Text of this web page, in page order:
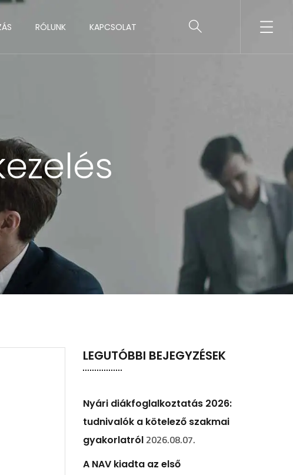
RÓLUNK KAPCSOLAT
LEGUTÓBBI BEJEGYZÉSEK
Nyári diákfoglalkoztatás 2026:
tudnivalók a kötelező szakmai
gyakorlatról 2026.08.07.
A NAV kiadta az első